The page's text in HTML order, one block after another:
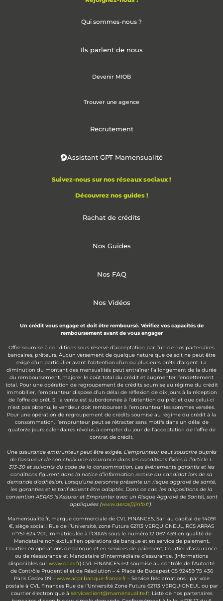
Qui sommes-nous ?
Ils parlent de nous
Devenir MIOB
Trouver une agence
Recrutement
Assistant GPT Mamensualité
Suivez-nous sur nos réseaux sociaux !
Découvrez nos guides !
Rachat de crédits
Nos Guides
Nos FAQ
Nos Vidéos
Un crédit vous engage et doit être remboursé. Vérifiez vos capacités de
remboursement avant de vous engager
Offre soumise à conditions sous réserve d’acceptation par l’un de nos partenaires
bancaires, prêteurs. Aucun versement de quelque nature que ce soit ne peut être
exigé d’un particulier avant l’obtention d’un ou plusieurs prêts d’argent. La
diminution du montant des mensualités peut entraîner l’allongement de la durée
du remboursement, majorer le coût total du crédit et augmenter l’endettement
total. Pour une opération de regroupement de crédits soumise au régime du crédit
immobilier, l’emprunteur dispose d’un délai de réflexion de dix jours à la réception
de l’offre de prêt. Si la vente est subordonnée à l’obtention du prêt et que celui-ci
n’est pas obtenu, le vendeur doit rembourser à l’emprunteur les sommes versées.
Pour une opération de regroupement de crédits soumise au régime du crédit à la
consommation, l’emprunteur peut se rétracter sans motifs dans un délai de
quatorze jours calendaires révolus à compter du jour de l’acceptation de l’offre de
contrat de crédit.
Une assurance emprunteur peut être exigée. L’emprunteur peut souscrire auprès
de l’assureur de son choix une assurance dans les conditions fixées à l’article L.
313-30 et suivants du code de la consommation. Les événements garantis et les
conditions figurent dans la notice d’information remise au candidat lors de sa
demande d’adhésion. Lorsqu’une personne présente un risque aggravé de santé,
les garanties et le tarif doivent être adaptés. Dans ce cas, les dispositions de la
convention AERAS (s’Assurer et Emprunter avec un Risque Aggravé de Santé), sont
appliquées (www.aeras[1]info.fr).
Mamensualité.fr, marque commerciale de CVL FINANCES, Sarl au capital de 14091
€, siège social : Rue de l’Université, zone Futura 62113 VERQUIGNEUL, RCS ARRAS
n°751 624 701, immatriculée à l’ORIAS sous le numéro 12 067 459 en qualité de
Mandataire non exclusif en opérations de banque et en service de paiement,
Courtier en opérations de banque et en services de paiement, Courtier d’assurance
ou de réassurance et Mandataire d’intermédiaire d’assurance. (Informations
disponibles sur www.orias.fr) CVL FINANCES est soumise au contrôle de l’Autorité
de Contrôle Prudentiel et de Résolution – 4 Place de Budapest CS 92459 75 436
Paris Cedex 09 – www.acpr.banque-france.fr– Service Réclamations : par voie
postale à CVL Finances Rue de l’Université Zone Futura 62113 VERQUIGNEUL ou par
courrier électronique à serviceclient@mamensualite.fr. Liste de nos partenaires